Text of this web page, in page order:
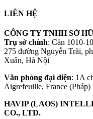
LIÊN HỆ
CÔNG TY TNHH SỞ
Trụ sở chính: Căn 1010-
275 đường Nguyễn Trãi,
Xuân, Hà Nội
Văn phòng đại diện: 1A
Aigrefeuille, France (Pháp)
HAVIP (LAOS)
CO., LTD.